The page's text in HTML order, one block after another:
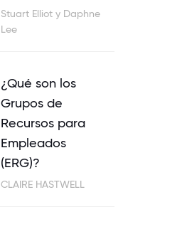
Stuart Elliot y Daphne
Lee
¿Qué son los
Grupos de
Recursos para
Empleados
(ERG)?
CLAIRE HASTWELL